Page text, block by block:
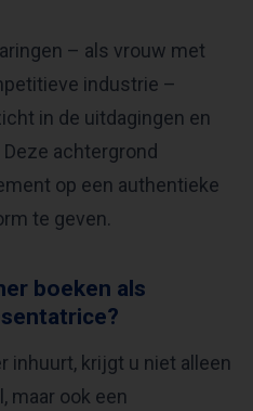
– als vrouw met
industrie –
in de uitdagingen en
achtergrond
op een authentieke
te geven.
boeken als
inhuurt, krijgt u niet alleen
maar ook een